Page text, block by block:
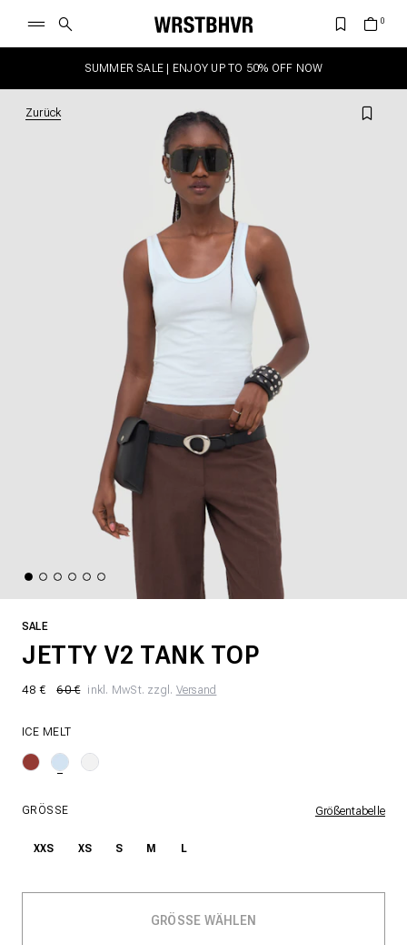
SUMMER SALE | ENJOY UP TO 50% OFF NOW
Zurück
SALE
JETTY V2 TANK TOP
48 € 60 € inkl. MwSt. zzgl. Versand
ICE MELT
GRÖSSE Größentabelle
XXS XS S M L